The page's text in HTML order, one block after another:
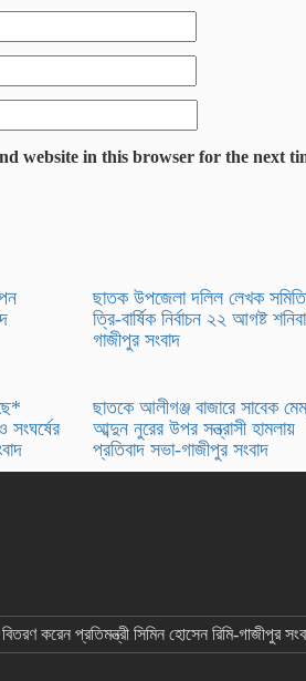
website in this browser for the next
ছাতক উপজেলা দলিল লেখক
ত্রি-বার্ষিক নির্বাচন ২২ আগষ্ট
গাজীপুর সংবাদ
সংঘর্ষের
ছাতকে আলীগঞ্জ বাজারে সাবেক
আব্দুন নুরের উপর সন্ত্রাসী হামলায়
প্রতিবাদ সভা-গাজীপুর সংবাদ
করেন প্রতিমন্ত্রী সিমিন হোসেন রিমি-গাজীপুর